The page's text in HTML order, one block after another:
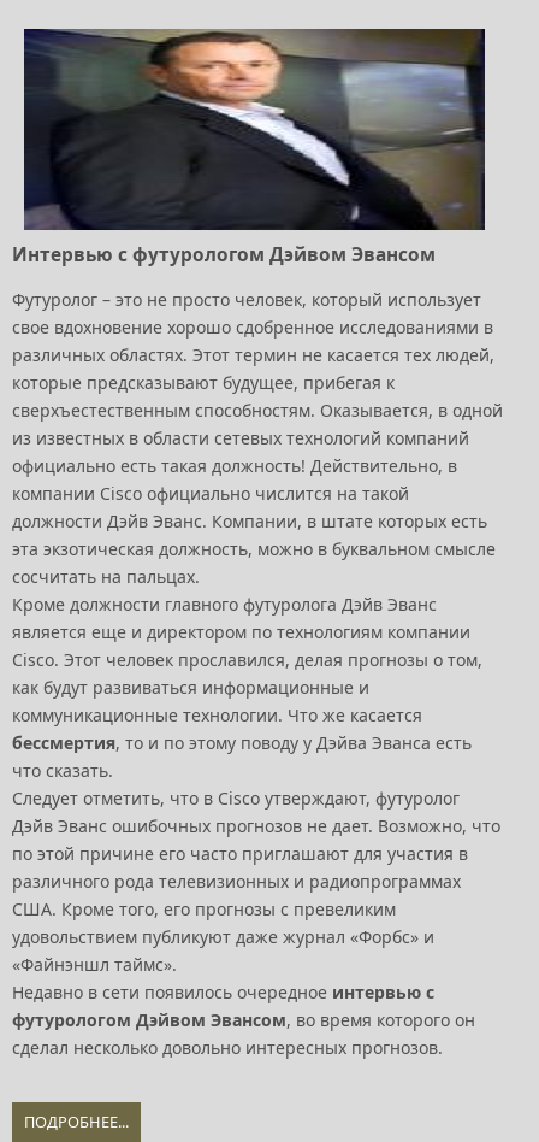
Интервью с футурологом Дэйвом Эвансом
Футуролог – это не просто человек, который использует
свое вдохновение хорошо сдобренное исследованиями в
различных областях. Этот термин не касается тех людей,
которые предсказывают будущее, прибегая к
сверхъестественным способностям. Оказывается, в одной
из известных в области сетевых технологий компаний
официально есть такая должность! Действительно, в
компании Cisco официально числится на такой
должности Дэйв Эванс. Компании, в штате которых есть
эта экзотическая должность, можно в буквальном смысле
сосчитать на пальцах.
Кроме должности главного футуролога Дэйв Эванс
является еще и директором по технологиям компании
Cisco. Этот человек прославился, делая прогнозы о том,
как будут развиваться информационные и
коммуникационные технологии. Что же касается
бессмертия, то и по этому поводу у Дэйва Эванса есть
что сказать.
Следует отметить, что в Cisco утверждают, футуролог
Дэйв Эванс ошибочных прогнозов не дает. Возможно, что
по этой причине его часто приглашают для участия в
различного рода телевизионных и радиопрограммах
США. Кроме того, его прогнозы с превеликим
удовольствием публикуют даже журнал «Форбс» и
«Файнэншл таймс».
Недавно в сети появилось очередное интервью с
футурологом Дэйвом Эвансом, во время которого он
сделал несколько довольно интересных прогнозов.
ПОДРОБНЕЕ...